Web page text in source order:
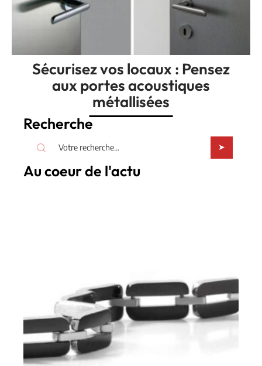
Sécurisez vos locaux : Pensez
aux portes acoustiques
métallisées
Recherche
Au coeur de l'actu